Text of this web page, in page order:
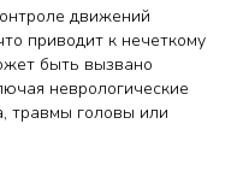
движений
приводит к нечеткому
быть вызвано
неврологические
травмы головы или